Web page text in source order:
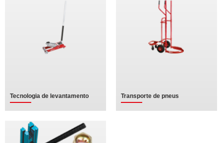
Tecnologia de levantamento Transporte de pneus